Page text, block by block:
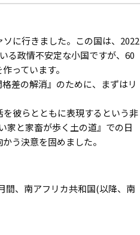
に行きました。この国は、2022
る政情不安定な小国ですが、60
っています。
差の解消』のために、まずはリ
彼らとともに表現するという非
家と家畜が歩く土の道』での日
う決意を固めました。
間、南アフリカ共和国(以降、南